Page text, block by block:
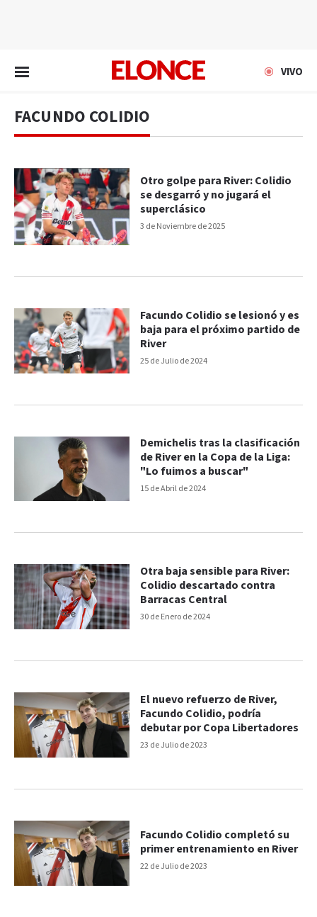
VIVO
FACUNDO COLIDIO
3 de Noviembre de 2025
Otro golpe para River: Colidio
se desgarró y no jugará el
superclásico
25 de Julio de 2024
Facundo Colidio se lesionó y es
baja para el próximo partido de
River
15 de Abril de 2024
Demichelis tras la clasificación
de River en la Copa de la Liga:
"Lo fuimos a buscar"
30 de Enero de 2024
Otra baja sensible para River:
Colidio descartado contra
Barracas Central
23 de Julio de 2023
El nuevo refuerzo de River,
Facundo Colidio, podría
debutar por Copa Libertadores
22 de Julio de 2023
Facundo Colidio completó su
primer entrenamiento en River